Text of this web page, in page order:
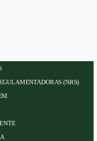
(NRS)